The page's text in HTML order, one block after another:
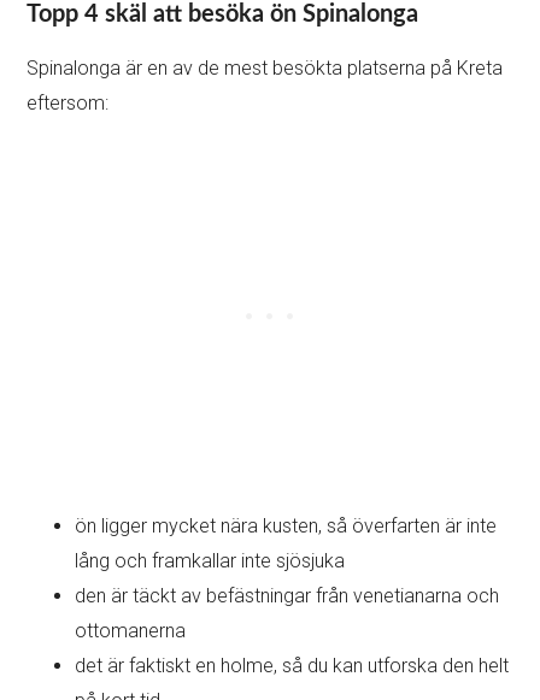
Topp 4 skäl att besöka ön Spinalonga
Spinalonga är en av de mest besökta platserna på Kreta
eftersom:
ön ligger mycket nära kusten, så överfarten är inte
lång och framkallar inte sjösjuka
den är täckt av befästningar från venetianarna och
ottomanerna
det är faktiskt en holme, så du kan utforska den helt